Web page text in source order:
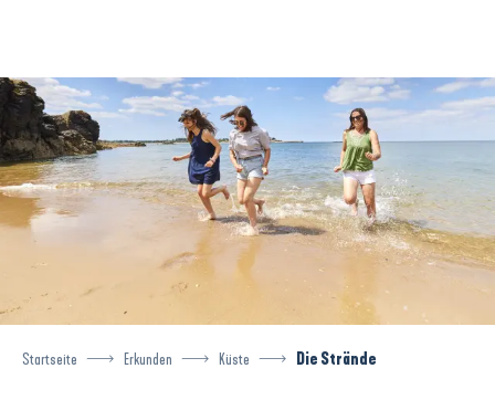
principal
Startseite Erkunden Küste Die Strände